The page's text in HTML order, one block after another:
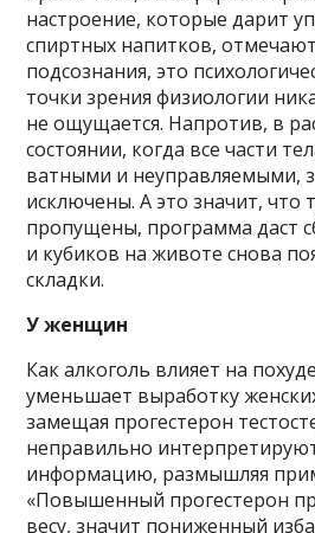
настроение, которые дарит
спиртных напитков,
подсознания, это
точки зрения физиологии
не ощущается. Напротив, в
состоянии, когда все части
ватными и неуправляемыми,
исключены. А это значит, что
пропущены, программа даст
и кубиков на животе снова
складки.
У женщин
Как алкоголь влияет на
уменьшает выработку
замещая прогестерон
неправильно
информацию, размышляя
«Повышенный прогестерон
весу, значит пониженный